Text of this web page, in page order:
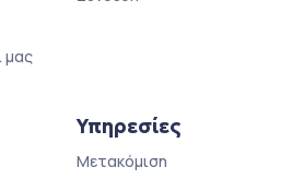
μας
Υπηρεσίες
Μετακόμιση